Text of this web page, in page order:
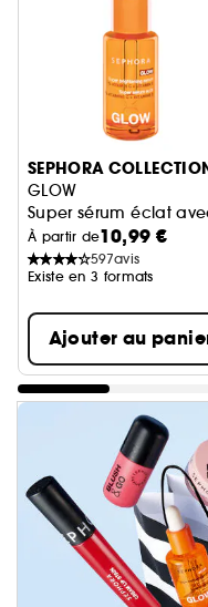
Ignorer le carrousel
SEPHORA
GLOW
Super sérum éclat
À partir de10,99 €
597avis
Existe en 3 formats
Ajouter au